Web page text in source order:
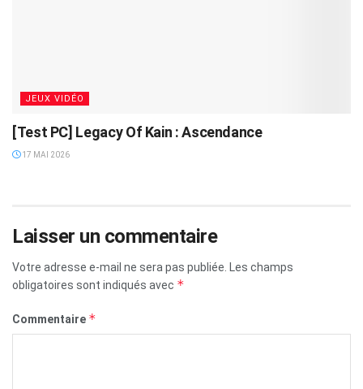
JEUX VIDÉO
[Test PC] Legacy Of Kain : Ascendance
17 MAI 2026
Laisser un commentaire
Votre adresse e-mail ne sera pas publiée.
Les champs
obligatoires sont indiqués avec *
Commentaire *